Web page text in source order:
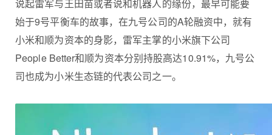
说起雷军与王田苗或者说和机器人的缘份，最早可能要
始于9号平衡车的故事，在九号公司的A轮融资中，就有
小米和顺为资本的身影，雷军主掌的小米旗下公司
People Better和顺为资本分别持股高达10.91%，九号公
司也成为小米生态链的代表公司之一。